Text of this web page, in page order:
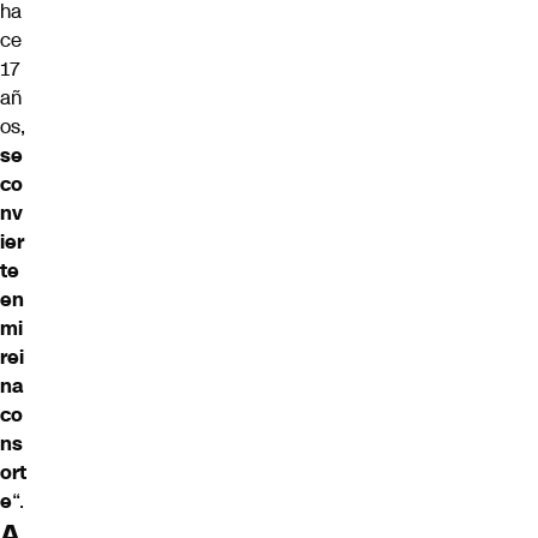
ha
ce
17
añ
os,
se
co
nv
ier
te
en
mi
rei
na
co
ns
ort
e“.